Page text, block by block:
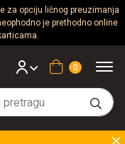
za opciju ličnog preuzimanja
je prethodno online
Korpa